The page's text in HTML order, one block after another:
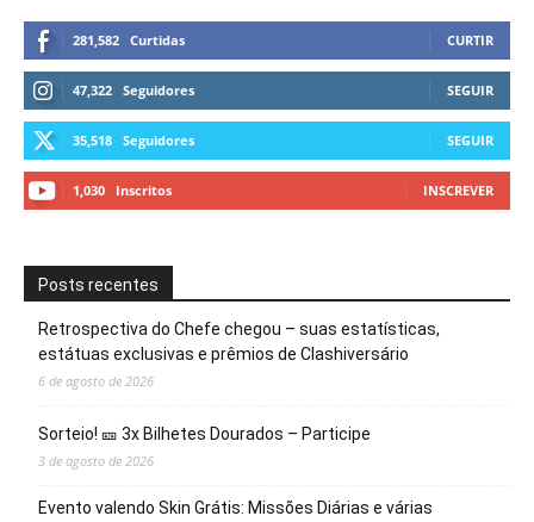
281,582 Curtidas CURTIR
47,322 Seguidores SEGUIR
35,518 Seguidores SEGUIR
1,030 Inscritos INSCREVER
Posts recentes
Retrospectiva do Chefe chegou – suas estatísticas,
estátuas exclusivas e prêmios de Clashiversário
6 de agosto de 2026
Sorteio! 🎫 3x Bilhetes Dourados – Participe
3 de agosto de 2026
Evento valendo Skin Grátis: Missões Diárias e várias